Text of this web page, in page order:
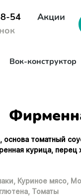
54
Акции
Вок-конструктор
основа томатный
курица, перец
Куриное мясо,
Томаты